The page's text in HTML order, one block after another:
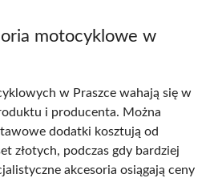
motocyklowe w
w Praszce wahają się w
i producenta. Można
dodatki kosztują od
złotych, podczas gdy bardziej
akcesoria osiągają ceny